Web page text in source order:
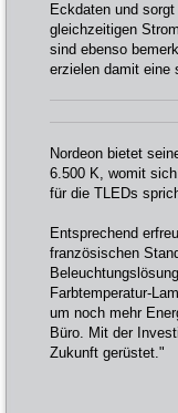
Eckdaten und
gleichzeitigen
sind ebenso
erzielen damit eine
Nordeon bietet
6.500 K, womit
für die TLEDs
Entsprechend
französischen
Farbtemperatur-
um noch mehr
Büro. Mit der
Zukunft gerüstet."